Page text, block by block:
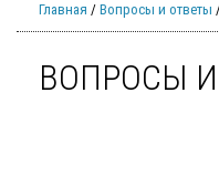
Главная / Вопросы и ответы
ВОПРОСЫ